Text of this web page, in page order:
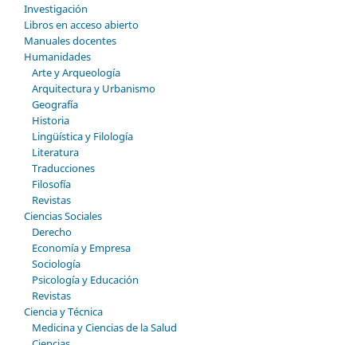
Investigación
Libros en acceso abierto
Manuales docentes
Humanidades
Arte y Arqueología
Arquitectura y Urbanismo
Geografía
Historia
Lingüística y Filología
Literatura
Traducciones
Filosofía
Revistas
Ciencias Sociales
Derecho
Economía y Empresa
Sociología
Psicología y Educación
Revistas
Ciencia y Técnica
Medicina y Ciencias de la Salud